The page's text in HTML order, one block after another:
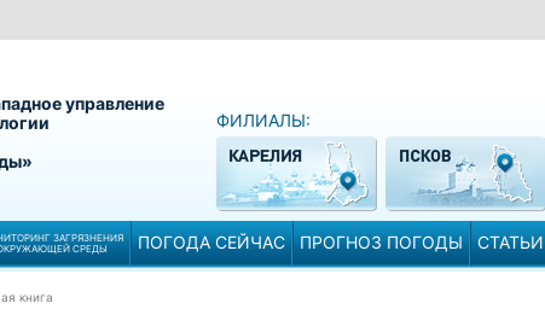
управление
ФИЛИАЛЫ:
ЗАГРЯЗНЕНИЯ
СРЕДЫ
ПОГОДА СЕЙЧАС ПРОГНОЗ ПОГОДЫ СТАТЬИ
книга